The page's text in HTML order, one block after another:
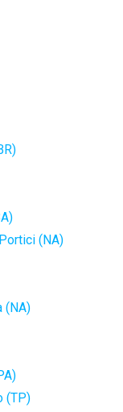
(NA)
(NA)
(TP)